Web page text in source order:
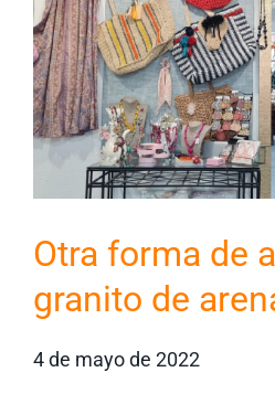
Otra forma de
granito de
4 de mayo de 2022